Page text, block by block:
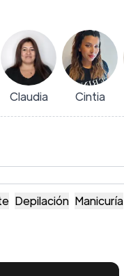
Claudia Cintia
Depilación Manicuría